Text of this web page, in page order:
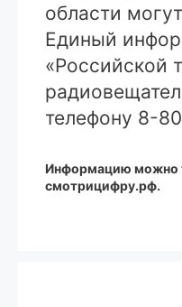
области
Единый
«Российской
телефону 8-
Информацию можно
смотрицифру.рф.